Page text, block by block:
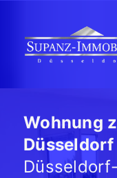
Wohnung
Düsseldorf
Düsseldorf-